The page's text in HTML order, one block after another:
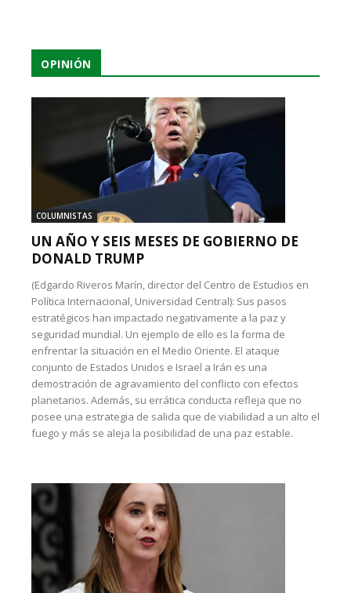
OPINIÓN
COLUMNISTAS
UN AÑO Y SEIS MESES DE GOBIERNO DE
DONALD TRUMP
(Edgardo Riveros Marín, director del Centro de Estudios en
Política Internacional, Universidad Central): Sus pasos
estratégicos han impactado negativamente a la paz y
seguridad mundial. Un ejemplo de ello es la forma de
enfrentar la situación en el Medio Oriente. El ataque
conjunto de Estados Unidos e Israel a Irán es una
demostración de agravamiento del conflicto con efectos
planetarios. Además, su errática conducta refleja que no
posee una estrategia de salida que de viabilidad a un alto el
fuego y más se aleja la posibilidad de una paz estable.